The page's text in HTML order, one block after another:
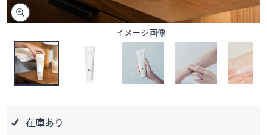
イ
ス
左
右
に
イ
イメージ画像
在庫あり